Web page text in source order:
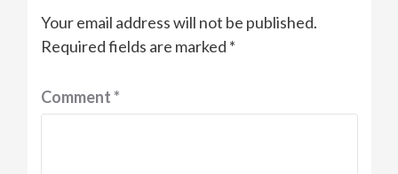
Your email address will not be published.
Required fields are marked *
Comment*